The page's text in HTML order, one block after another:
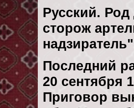
Русский.
сторож
Последний
20 сентября
Приговор